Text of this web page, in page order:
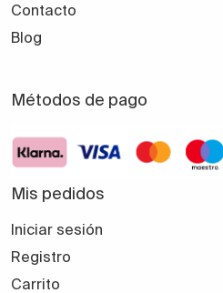
Contacto
Blog
Métodos de pago
Mis pedidos
Iniciar sesión
Registro
Carrito